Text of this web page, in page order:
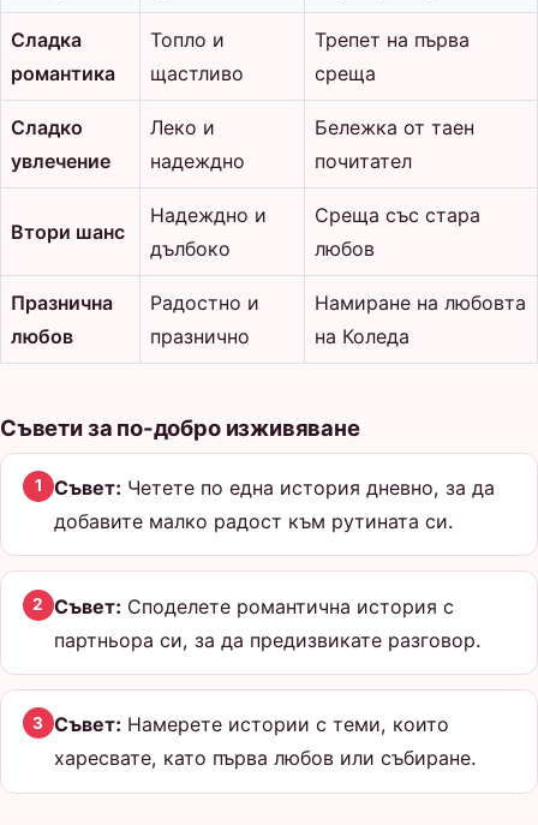
Сладка
романтика
Топло и
щастливо
Трепет на първа
среща
Сладко
увлечение
Леко и
надеждно
Бележка от таен
почитател
Втори шанс
Надеждно и
дълбоко
Среща със стара
любов
Празнична
любов
Радостно и
празнично
Намиране на любовта
на Коледа
Съвети за по-добро изживяване
1 Съвет: Четете по една история дневно, за да
добавите малко радост към рутината си.
2 Съвет: Споделете романтична история с
партньора си, за да предизвикате разговор.
3 Съвет: Намерете истории с теми, които
харесвате, като първа любов или събиране.